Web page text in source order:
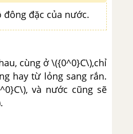
đặc của nước.
cùng ở \({0^0}C\),chỉ
hay từ lỏng sang rắn.
, và nước cũng sẽ
.